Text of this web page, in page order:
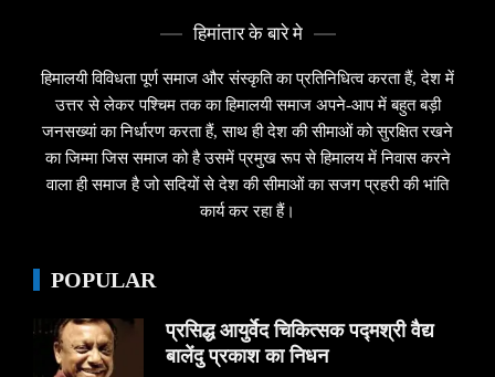
हिमांतार के बारे मे
हिमालयी विविधता पूर्ण समाज और संस्कृति का प्रतिनिधित्व करता हैं, देश में
उत्तर से लेकर पश्चिम तक का हिमालयी समाज अपने-आप में बहुत बड़ी
जनसख्यां का निर्धारण करता हैं, साथ ही देश की सीमाओं को सुरक्षित रखने
का जिम्मा जिस समाज को है उसमें प्रमुख रूप से हिमालय में निवास करने
वाला ही समाज है जो सदियों से देश की सीमाओं का सजग प्रहरी की भांति
कार्य कर रहा हैं।
POPULAR
प्रसिद्ध आयुर्वेद चिकित्सक पद्मश्री वैद्य
बालेंदु प्रकाश का निधन